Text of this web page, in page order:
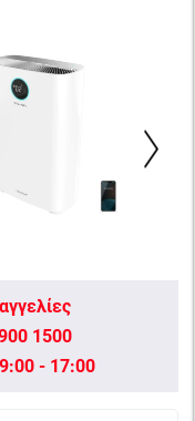
1500
- 17:00